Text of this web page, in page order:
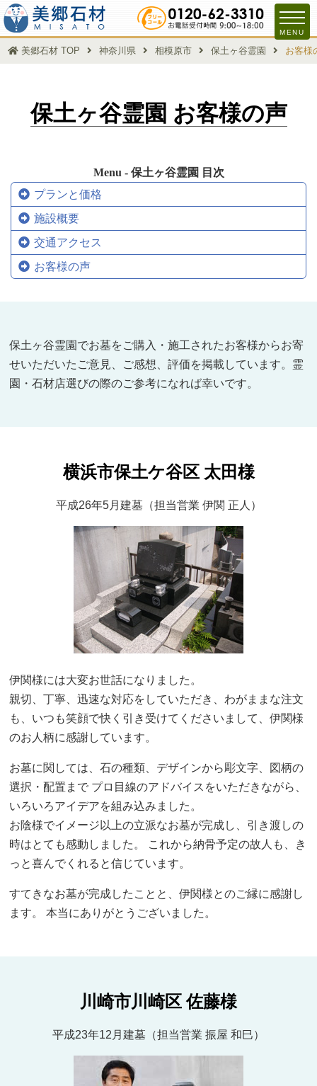
MENU
美郷石材 TOP 神奈川県 相模原市 保土ヶ谷霊園 お客様
保土ヶ谷霊園 お客様の声
Menu - 保土ヶ谷霊園 目次
プランと価格
施設概要
交通アクセス
お客様の声
保土ヶ谷霊園でお墓をご購入・施工されたお客様からお寄
せいただいたご意見、ご感想、評価を掲載しています。霊
園・石材店選びの際のご参考になれば幸いです。
横浜市保土ケ谷区 太田様
平成26年5月建墓（担当営業 伊関 正人）
伊関様には大変お世話になりました。
親切、丁寧、迅速な対応をしていただき、わがままな注文
も、いつも笑顔で快く引き受けてくださいまして、伊関様
のお人柄に感謝しています。
お墓に関しては、石の種類、デザインから彫文字、図柄の
選択・配置まで プロ目線のアドバイスをいただきながら、
いろいろアイデアを組み込みました。
お陰様でイメージ以上の立派なお墓が完成し、引き渡しの
時はとても感動しました。 これから納骨予定の故人も、き
っと喜んでくれると信じています。
すてきなお墓が完成したことと、伊関様とのご縁に感謝し
ます。 本当にありがとうございました。
川崎市川崎区 佐藤様
平成23年12月建墓（担当営業 振屋 和巳）